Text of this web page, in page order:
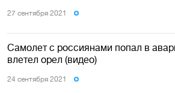
27 сентября 2021
Самолет с россиянами попал в
влетел орел (видео)
24 сентября 2021